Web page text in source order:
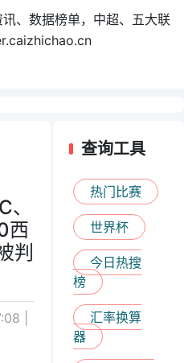
、数据榜单，中超、五大联
西
判
|
查询工具
热门比赛
世界杯
今日热搜
榜
汇率换算
器